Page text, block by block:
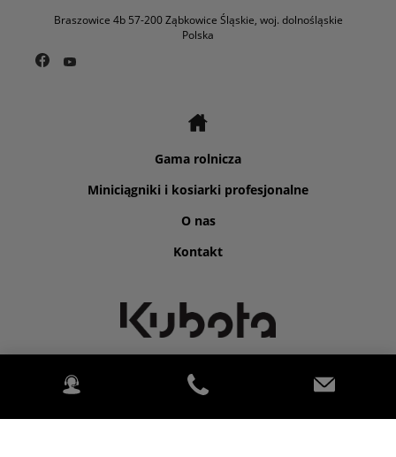
Braszowice 4b 57-200 Ząbkowice Śląskie, woj. dolnośląskie
Polska
Gama rolnicza
Miniciągniki i kosiarki profesjonalne
O nas
Kontakt